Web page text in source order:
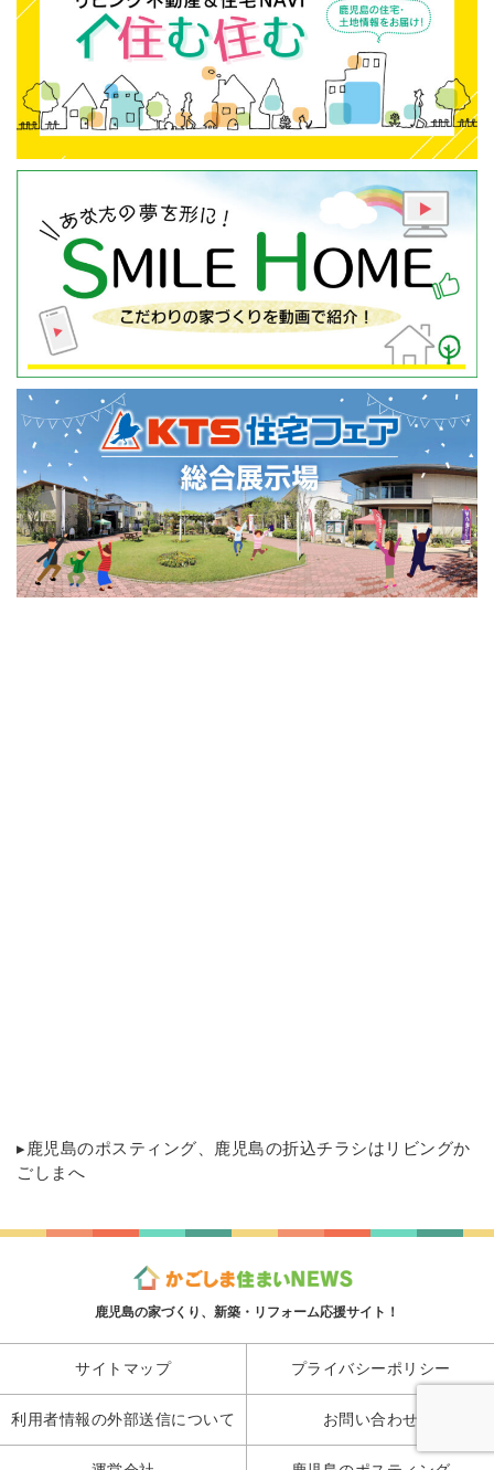
▸ 鹿児島のポスティング 、鹿児島の折込チラシはリビングか
ごしまへ
鹿児島の家づくり、新築・リフォーム応援サイト！
サイトマップ プライバシーポリシー
利用者情報の外部送信について お問い合わせ